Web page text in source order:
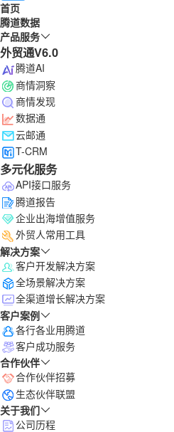
首页
腾道数据
产品服务
外贸通V6.0
腾道AI
商情洞察
商情发现
数据通
云邮通
T-CRM
多元化服务
API接口服务
腾道报告
企业出海增值服务
外贸人常用工具
解决方案
客户开发解决方案
全场景解决方案
全渠道增长解决方案
客户案例
各行各业用腾道
客户成功服务
合作伙伴
合作伙伴招募
生态伙伴联盟
关于我们
公司历程